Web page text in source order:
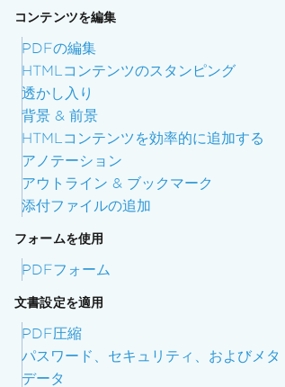
コンテンツを編集
PDFの編集
HTMLコンテンツのスタンピング
透かし入り
背景 & 前景
HTMLコンテンツを効率的に追加する
アノテーション
アウトライン & ブックマーク
添付ファイルの追加
フォームを使用
PDFフォーム
文書設定を適用
PDF圧縮
パスワード、セキュリティ、およびメタ
データ